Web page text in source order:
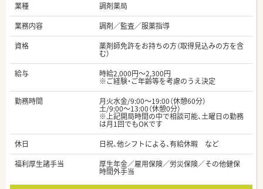
業種
調剤薬局
業務内容
調剤／監査／服薬指導
資格
薬剤師免許をお持ちの方（取得見込みの方を含
む）
給与
時給2,000円～2,300円
※ご経験・ご年齢等を考慮のうえ決定
勤務時間
月火水金/9:00～19:00（休憩60分）
土/9:00～13:00（休憩0分）
※上記開局時間の中で相談可能、土曜日の勤務
は月1回でもOKです
休日
日祝、他シフトによる、有給休暇 など
福利厚生諸手当
厚生年金／雇用保険／労災保険／その他健保
時間外手当